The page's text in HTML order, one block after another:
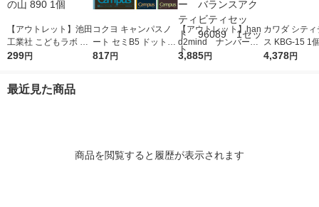
【アウトレット】池田
工業社 こどもラボ お
うちで実験! モコモコ
299円
コクヨ キャンパスノ
ート セミB5 ドット入
り罫線・カラー表紙 A
817円
【アウトレット】han
d2mind ナンバーブ
ロックス ブロックジ
3,885円
カワダ シテ
ス KBG-15 1
4,378円
最近見た商品
商品を閲覧すると履歴が表示されます